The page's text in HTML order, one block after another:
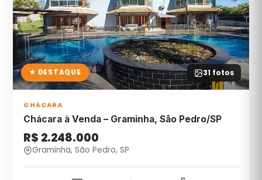
31fotos
★ DESTAQUE
CHÁCARA
Chácara à Venda – Graminha, São Pedro/SP
R$ 2.248.000
Graminha, São Pedro, SP